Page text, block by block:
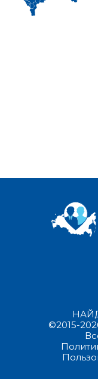
©2015-